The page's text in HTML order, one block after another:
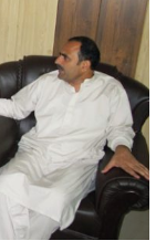
n
e
a
i